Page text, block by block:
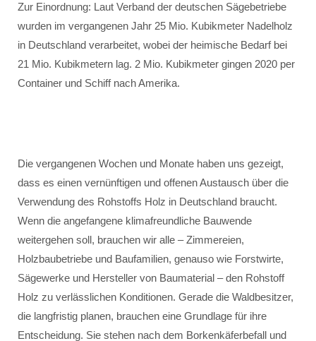
Zur Einordnung: Laut Verband der deutschen Sägebetriebe
wurden im vergangenen Jahr 25 Mio. Kubikmeter Nadelholz
in Deutschland verarbeitet, wobei der heimische Bedarf bei
21 Mio. Kubikmetern lag. 2 Mio. Kubikmeter gingen 2020 per
Container und Schiff nach Amerika.
Die vergangenen Wochen und Monate haben uns gezeigt,
dass es einen vernünftigen und offenen Austausch über die
Verwendung des Rohstoffs Holz in Deutschland braucht.
Wenn die angefangene klimafreundliche Bauwende
weitergehen soll, brauchen wir alle – Zimmereien,
Holzbaubetriebe und Baufamilien, genauso wie Forstwirte,
Sägewerke und Hersteller von Baumaterial – den Rohstoff
Holz zu verlässlichen Konditionen. Gerade die Waldbesitzer,
die langfristig planen, brauchen eine Grundlage für ihre
Entscheidung. Sie stehen nach dem Borkenkäferbefall und